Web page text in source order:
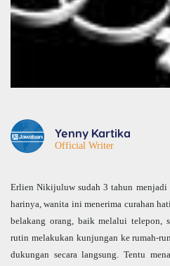
Yenny Kartika
Official Writer
Erlien Nikijuluw sudah 3 tahun menjadi
harinya, wanita ini menerima curahan
belakang orang, baik melalui telepon,
rutin melakukan kunjungan ke rumah-
dukungan secara langsung. Tentu